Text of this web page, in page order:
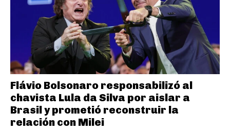
Flávio Bolsonaro responsabilizó al
chavista Lula da Silva por aislar a
Brasil y prometió reconstruir la
relación con Milei